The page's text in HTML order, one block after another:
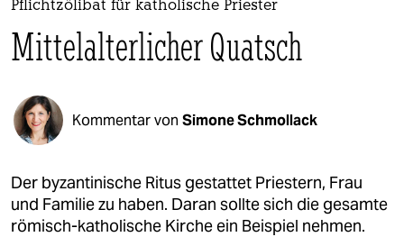
politik
öko
gesellschaft
kultur
sport
Pflichtzölibat für katholische Priester
Mittelalterlicher Quatsch
Kommentar von Simone Schmollack
Der byzantinische Ritus gestattet Priestern, Frau
und Familie zu haben. Daran sollte sich die gesamte
römisch-katholische Kirche ein Beispiel nehmen.